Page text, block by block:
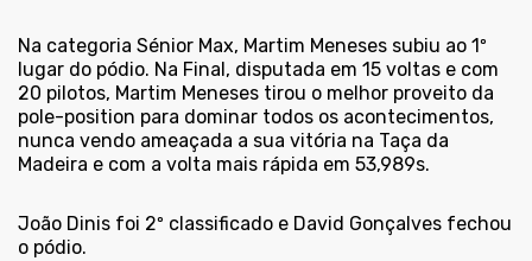
Na categoria Sénior Max, Martim Meneses subiu ao 1º
lugar do pódio. Na Final, disputada em 15 voltas e com
20 pilotos, Martim Meneses tirou o melhor proveito da
pole-position para dominar todos os acontecimentos,
nunca vendo ameaçada a sua vitória na Taça da
Madeira e com a volta mais rápida em 53,989s.
João Dinis foi 2º classificado e David Gonçalves fechou
o pódio.